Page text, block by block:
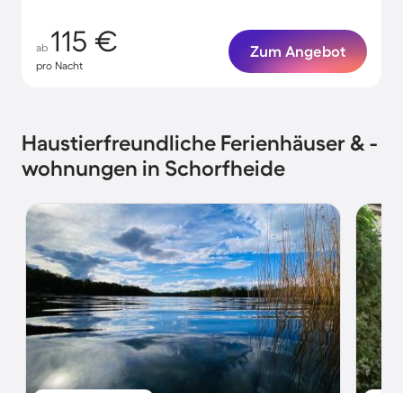
ab 115 €
pro Nacht
Zum Angebot
Haustierfreundliche Ferienhäuser & -
wohnungen in Schorfheide